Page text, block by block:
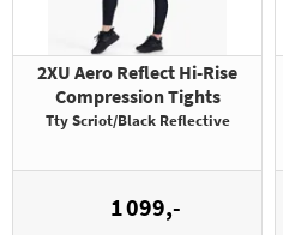
2XU Aero Reflect Hi-Rise
Compression Tights
Tty Scriot/Black Reflective
1 099,-